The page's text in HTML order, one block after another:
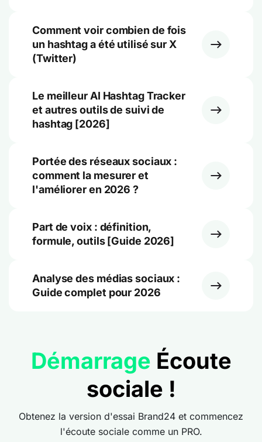
Comment voir combien de fois
un hashtag a été utilisé sur X
(Twitter)
Le meilleur AI Hashtag Tracker
et autres outils de suivi de
hashtag [2026]
Portée des réseaux sociaux :
comment la mesurer et
l'améliorer en 2026 ?
Part de voix : définition,
formule, outils [Guide 2026]
Analyse des médias sociaux :
Guide complet pour 2026
Démarrage Écoute
sociale !
Obtenez la version d'essai Brand24 et commencez
l'écoute sociale comme un PRO.